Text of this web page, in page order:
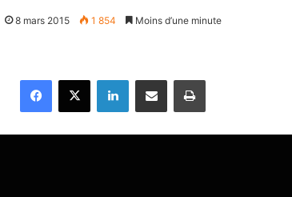
8 mars 2015 1 854 Moins d’une minute
Facebook
X LinkedinPartager par email Imprimer